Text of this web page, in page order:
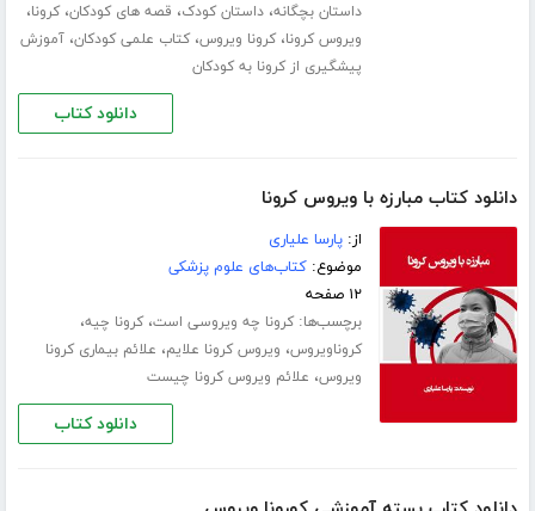
داستان بچگانه،داستان کودک، قصه های کودکان،کرونا،
ویروس کرونا،کرونا ویروس،کتاب علمی کودکان،آموزش
پیشگیری از کرونا به کودکان
دانلود کتاب
دانلود کتاب مبارزه با ویروس کرونا
از:پارسا علیاری
موضوع:کتاب‌های علوم پزشکی
۱۲ صفحه
برچسب‌ها:کرونا چه ویروسی است،کرونا چیه،
کروناویروس، ویروس کرونا علایم، علائم بیماری کرونا
ویروس، علائم ویروس کرونا چیست
دانلود کتاب